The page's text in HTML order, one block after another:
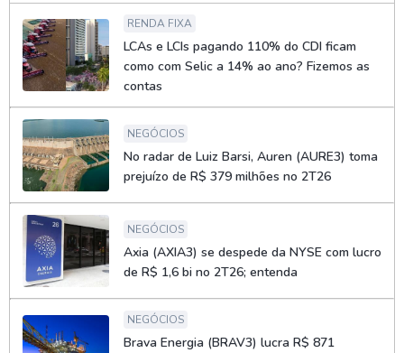
RENDA FIXA
LCAs e LCIs pagando 110% do CDI ficam
como com Selic a 14% ao ano? Fizemos as
contas
NEGÓCIOS
No radar de Luiz Barsi, Auren (AURE3) toma
prejuízo de R$ 379 milhões no 2T26
NEGÓCIOS
Axia (AXIA3) se despede da NYSE com lucro
de R$ 1,6 bi no 2T26; entenda
NEGÓCIOS
Brava Energia (BRAV3) lucra R$ 871